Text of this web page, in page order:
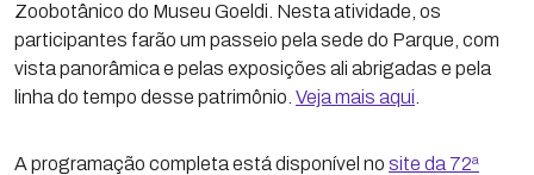
Zoobotânico do Museu Goeldi. Nesta atividade, os
participantes farão um passeio pela sede do Parque, com
vista panorâmica e pelas exposições ali abrigadas e pela
linha do tempo desse patrimônio. Veja mais aqui
A programação completa está disponível no site da 72ª